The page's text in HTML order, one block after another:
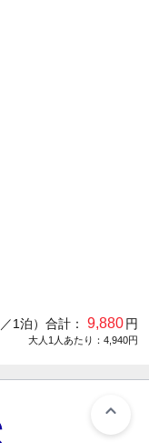
／1泊）合計： 9,880円
大人1人あたり：4,940円